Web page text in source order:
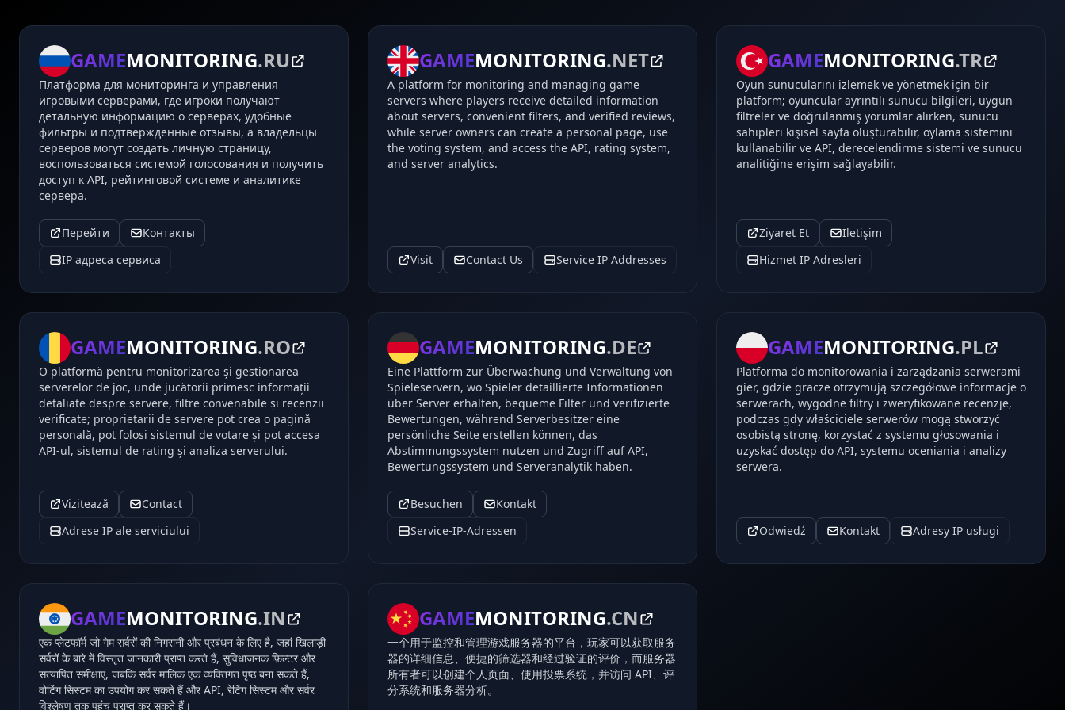
GAMEMONITORING.RU
Платформа для мониторинга и управления
игровыми серверами, где игроки получают
детальную информацию о серверах, удобные
фильтры и подтвержденные отзывы, а владельцы
серверов могут создать личную страницу,
воспользоваться системой голосования и получить
доступ к API, рейтинговой системе и аналитике
сервера.
Перейти
Контакты
IP адреса сервиса
GAMEMONITORING.NET
A platform for monitoring and managing game
servers where players receive detailed information
about servers, convenient filters, and verified reviews,
while server owners can create a personal page, use
the voting system, and access the API, rating system,
and server analytics.
Visit Contact Us Service IP Addresses
GAMEMONITORING.TR
Oyun sunucularını izlemek ve yönetmek için bir
platform; oyuncular ayrıntılı sunucu bilgileri, uygun
filtreler ve doğrulanmış yorumlar alırken, sunucu
sahipleri kişisel sayfa oluşturabilir, oylama sistemini
kullanabilir ve API, derecelendirme sistemi ve sunucu
analitiğine erişim sağlayabilir.
Ziyaret Et
İletişim
Hizmet IP Adresleri
GAMEMONITORING.RO
O platformă pentru monitorizarea și gestionarea
serverelor de joc, unde jucătorii primesc informații
detaliate despre servere, filtre convenabile și recenzii
verificate; proprietarii de servere pot crea o pagină
personală, pot folosi sistemul de votare și pot accesa
API-ul, sistemul de rating și analiza serverului.
Vizitează
Contact
Adrese IP ale serviciului
GAMEMONITORING.DE
Eine Plattform zur Überwachung und Verwaltung von
Spieleservern, wo Spieler detaillierte Informationen
über Server erhalten, bequeme Filter und verifizierte
Bewertungen, während Serverbesitzer eine
persönliche Seite erstellen können, das
Abstimmungssystem nutzen und Zugriff auf API,
Bewertungssystem und Serveranalytik haben.
Besuchen
Kontakt
Service-IP-Adressen
GAMEMONITORING.PL
Platforma do monitorowania i zarządzania serwerami
gier, gdzie gracze otrzymują szczegółowe informacje o
serwerach, wygodne filtry i zweryfikowane recenzje,
podczas gdy właściciele serwerów mogą stworzyć
osobistą stronę, korzystać z systemu głosowania i
uzyskać dostęp do API, systemu oceniania i analizy
serwera.
Odwiedź Kontakt Adresy IP usługi
GAMEMONITORING.IN
एक प्लेटफॉर्म जो गेम सर्वरों की निगरानी और प्रबंधन के लिए है, जहां खिलाड़ी
सर्वरों के बारे में विस्तृत जानकारी प्राप्त करते हैं, सुविधाजनक फ़िल्टर और
सत्यापित समीक्षाएं, जबकि सर्वर मालिक एक व्यक्तिगत पृष्ठ बना सकते हैं,
वोटिंग सिस्टम का उपयोग कर सकते हैं और API, रेटिंग सिस्टम और सर्वर
विश्लेषण तक पहुंच प्राप्त कर सकते हैं।
GAMEMONITORING.CN
一个用于监控和管理游戏服务器的平台，玩家可以获取服务
器的详细信息、便捷的筛选器和经过验证的评价，而服务器
所有者可以创建个人页面、使用投票系统，并访问 API、评
分系统和服务器分析。